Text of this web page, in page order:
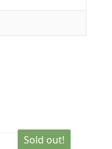
Sold out!